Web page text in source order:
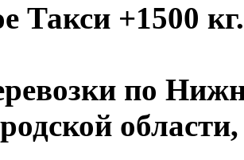
Такси +1500 кг.
по